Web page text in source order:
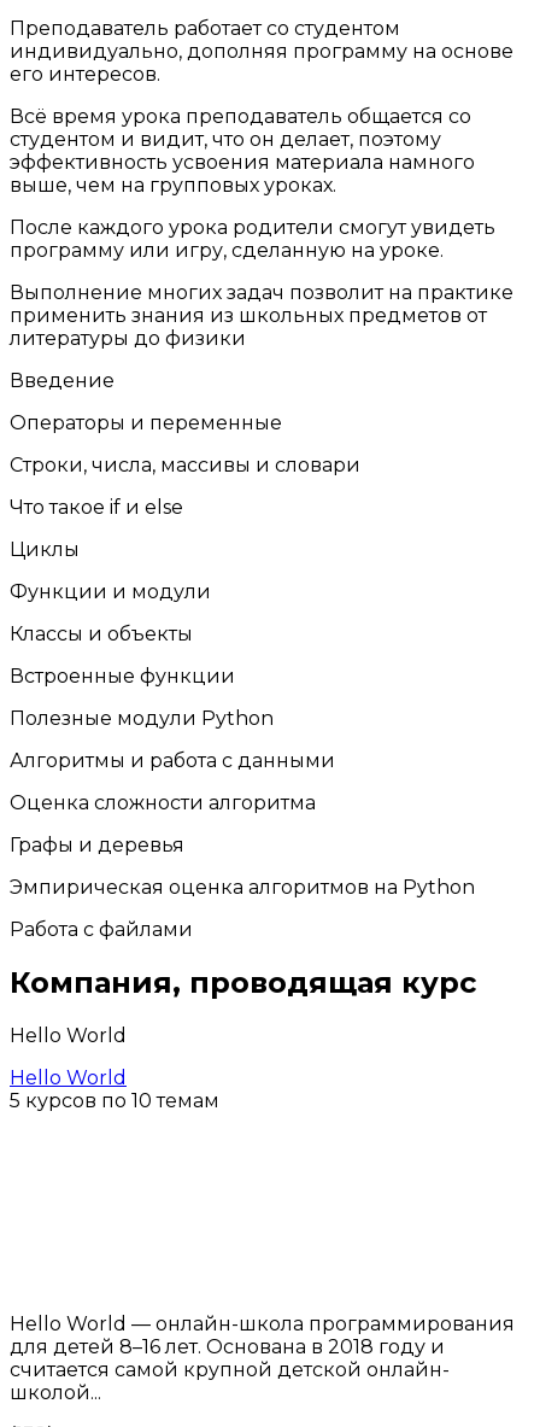
Преподаватель работает со студентом
индивидуально, дополняя программу на основе
его интересов.
Всё время урока преподаватель общается со
студентом и видит, что он делает, поэтому
эффективность усвоения материала намного
выше, чем на групповых уроках.
После каждого урока родители смогут увидеть
программу или игру, сделанную на уроке.
Выполнение многих задач позволит на практике
применить знания из школьных предметов от
литературы до физики
Введение
Операторы и переменные
Строки, числа, массивы и словари
Что такое if и else
Циклы
Функции и модули
Классы и объекты
Встроенные функции
Полезные модули Python
Алгоритмы и работа с данными
Оценка сложности алгоритма
Графы и деревья
Эмпирическая оценка алгоритмов на Python
Работа с файлами
Компания, проводящая курс
Hello World
Hello World
5 курсов по 10 темам
Hello World — онлайн-школа программирования
для детей 8–16 лет. Основана в 2018 году и
считается самой крупной детской онлайн-
школой...